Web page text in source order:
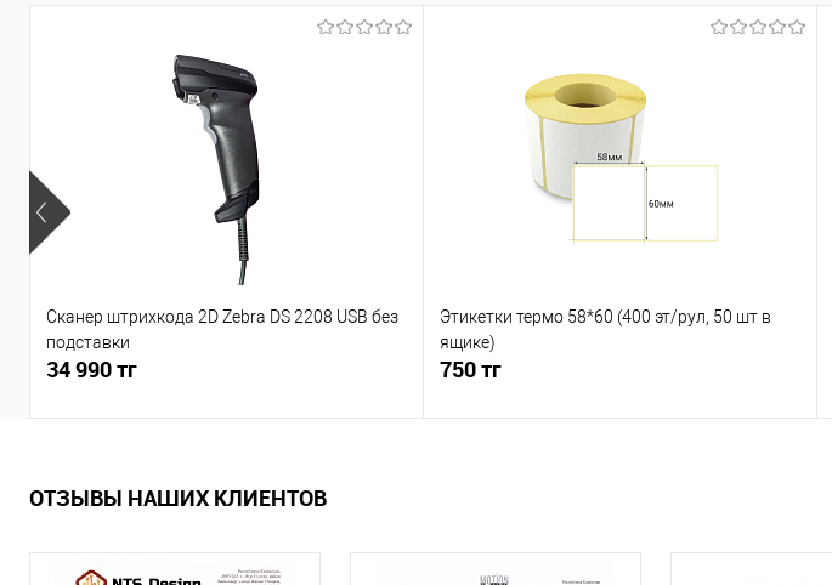
Сканер штрихкода 2D Zebra DS 2208 USB без
подставки
34 990 тг
Этикетки термо 58*60 (400 эт/рул, 50 шт в
ящике)
750 тг
ОТЗЫВЫ НАШИХ КЛИЕНТОВ